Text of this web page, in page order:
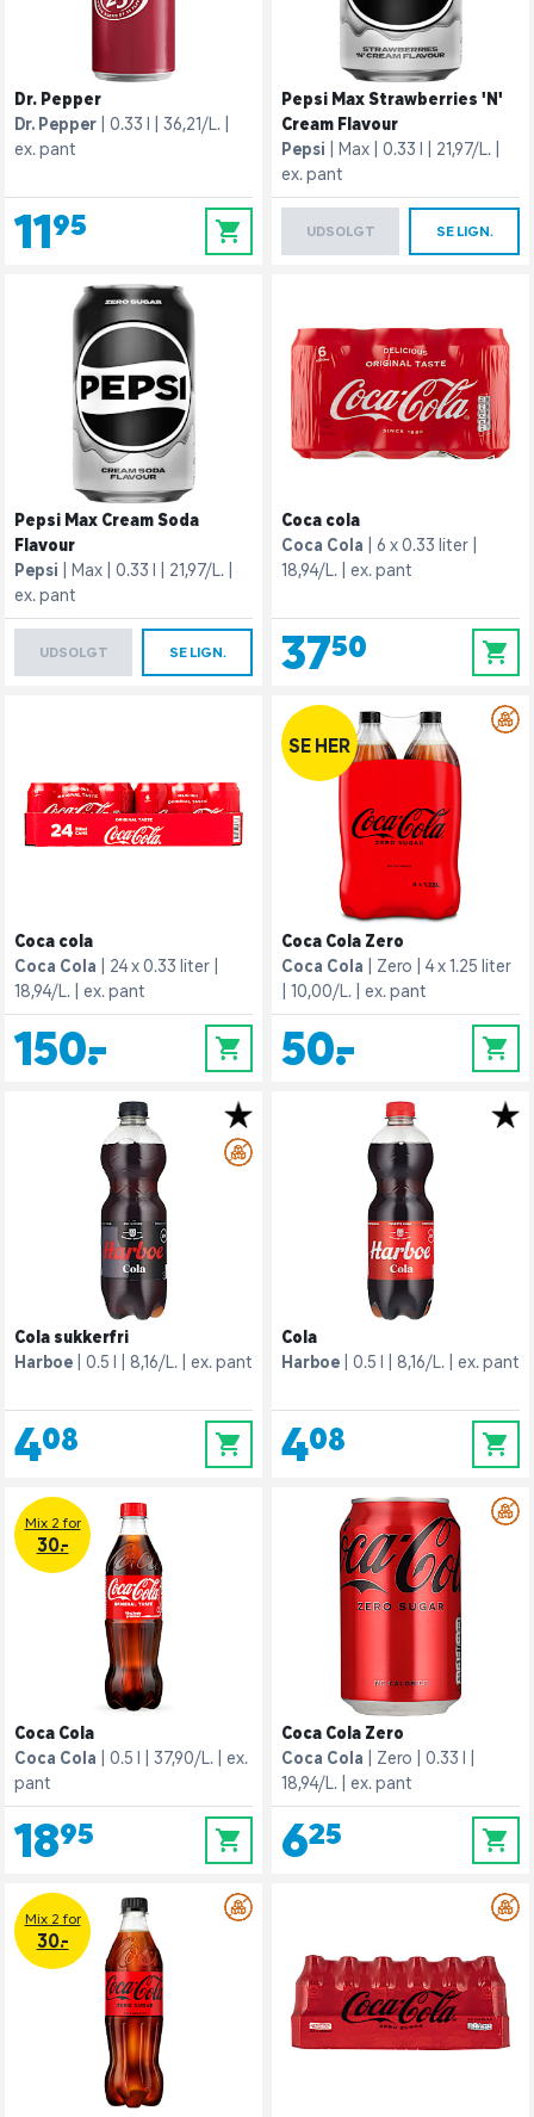
Dr. Pepper
Dr. Pepper
0.33 l
36,21/L.
ex. pant
11,95 0
Pepsi Max Strawberries 'N'
Cream Flavour
Pepsi
Max 0.33 l
21,97/L.
ex. pant
UDSOLGT SE LIGN.
Pepsi Max Cream Soda
Flavour
Pepsi
Max 0.33 l
21,97/L.
ex. pant
UDSOLGT SE LIGN.
Coca cola
Coca Cola
6 x 0.33 liter
18,94/L.
ex. pant
37,50 0
Coca cola
Coca Cola
24 x 0.33 liter
18,94/L.
ex. pant
150,- 0
SE HER
Coca Cola Zero
Coca Cola
Zero
4 x 1.25 liter
10,00/L.
ex. pant
50,- 0
Cola sukkerfri
Harboe
0.5 l 8,16/L. ex. pant
4,08 0
Cola
Harboe
0.5 l 8,16/L. ex. pant
4,08 0
Mix 2 for
30.-
Coca Cola
Coca Cola
0.5 l 37,90/L.
ex.
pant
18,95 0
Coca Cola Zero
Coca Cola
Zero
0.33 l
18,94/L.
ex. pant
6,25 0
Mix 2 for
30.-